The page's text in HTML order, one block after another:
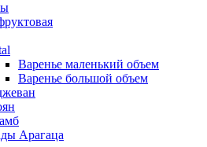
Варенье маленький объем
Варенье большой объем
Арагаца